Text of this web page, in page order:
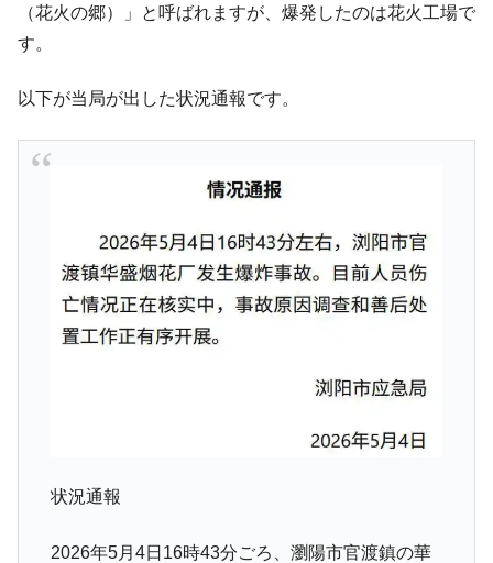
『Money1』
韓国半導体『SKハイニックス』2026年2Qの
業績「史上最高益」当期純利益は前年同期比13.4倍に。
機 ⇒ 10.7兆では損が出るからできない。
日(水)もサイドカー・サーキットブレイカーの二段コンボ
半分未満しか雇用を生まない
『Money1』
韓国「株式市場が賭博場のように変質した
のは政界の責任だ」
『Money1』
韓国「2026年1Q 資金循環統計」面白い結果
韓国化学企業最大手『ロッテケミカル』純
レイカーも発動！ 半導体2銘柄の暴落
塊！
（花火の郷）」と呼ばれますが、爆発したのは花火工場で
す。
以下が当局が出した状況通報です。
状況通報
2026年5月4日16時43分ごろ、瀏陽市官渡鎮の華